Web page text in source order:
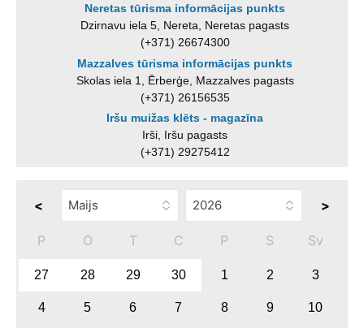
Neretas tūrisma informācijas punkts
Dzirnavu iela 5, Nereta, Neretas pagasts
(+371) 26674300
Mazzalves tūrisma informācijas punkts
Skolas iela 1, Ērberģe, Mazzalves pagasts
(+371) 26156535
Iršu muižas klēts - magazīna
Irši, Iršu pagasts
(+371) 29275412
< >
P O T C P S Sv
27 28 29 30 1 2 3
4 5 6 7 8 9 10